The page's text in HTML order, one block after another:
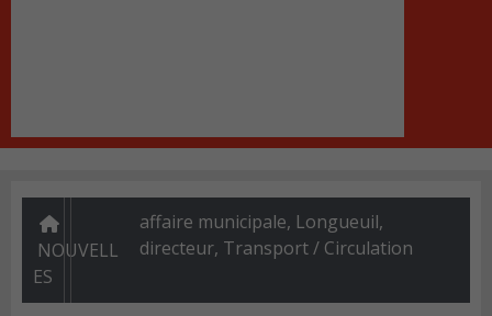
NOUVELL
ES
affaire municipale, Longueuil,
directeur, Transport / Circulation